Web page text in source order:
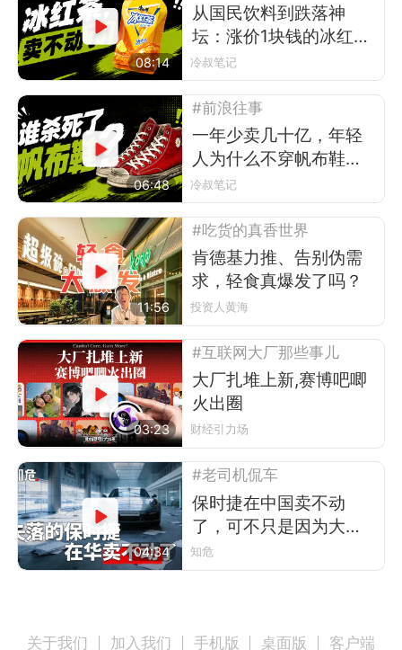
08:14
从国民饮料到跌落神
坛：涨价1块钱的冰红
茶，被年轻人抛弃了
冷叔笔记
06:48
#前浪往事
一年少卖几十亿，年轻
人为什么不穿帆布鞋
了？
冷叔笔记
11:56
#吃货的真香世界
肯德基力推、告别伪需
求，轻食真爆发了吗？
投资人黄海
03:23
#互联网大厂那些事儿
大厂扎堆上新,赛博吧唧
火出圈
财经引力场
04:34
#老司机侃车
保时捷在中国卖不动
了，可不只是因为大环
境不好
知危
关于我们 加入我们 手机版 桌面版 客户端